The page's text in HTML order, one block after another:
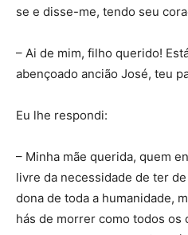
se e disse-me, tendo seu
– Ai de mim, filho querido!
abençoado ancião José, teu
Eu lhe respondi:
– Minha mãe querida, quem
livre da necessidade de ter
dona de toda a humanidade,
hás de morrer como todos os